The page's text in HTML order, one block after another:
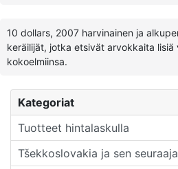
Kategoriat
Tuotteet hintalaskulla
Tšekkoslovakia ja sen
10 dollars, 2007 harvinainen ja
keräilijät, jotka etsivät arvokkaita lisiä
kokoelmiinsa.